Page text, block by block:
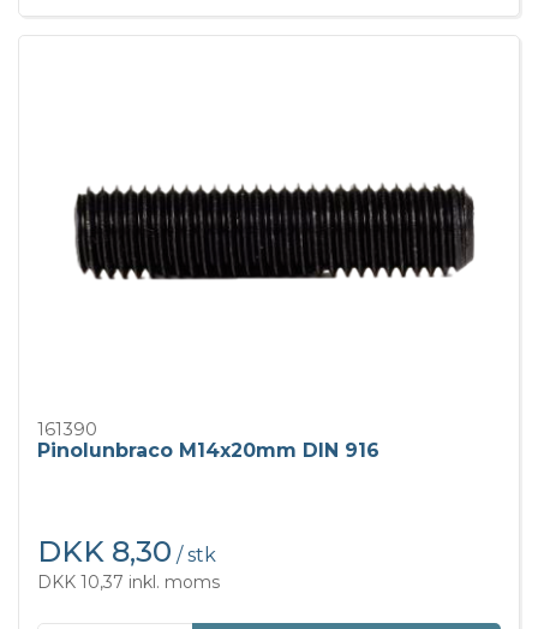
161390
Pinolunbraco M14x20mm DIN 916
DKK 8,30 / stk
DKK 10,37 inkl. moms